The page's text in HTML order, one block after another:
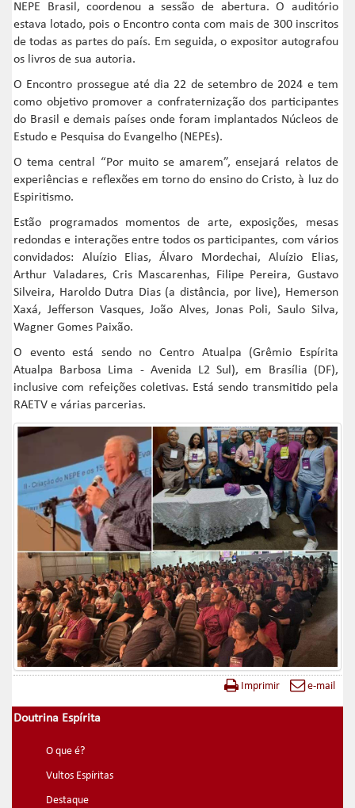
NEPE Brasil, coordenou a sessão de abertura. O auditório
estava lotado, pois o Encontro conta com mais de 300 inscritos
de todas as partes do país. Em seguida, o expositor autografou
os livros de sua autoria.
O Encontro prossegue até dia 22 de setembro de 2024 e tem
como objetivo promover a confraternização dos participantes
do Brasil e demais países onde foram implantados Núcleos de
Estudo e Pesquisa do Evangelho (NEPEs).
O tema central “Por muito se amarem”, ensejará relatos de
experiências e reflexões em torno do ensino do Cristo, à luz do
Espiritismo.
Estão programados momentos de arte, exposições, mesas
redondas e interações entre todos os participantes, com vários
convidados: Aluízio Elias, Álvaro Mordechai, Aluízio Elias,
Arthur Valadares, Cris Mascarenhas, Filipe Pereira, Gustavo
Silveira, Haroldo Dutra Dias (a distância, por live), Hemerson
Xaxá, Jefferson Vasques, João Alves, Jonas Poli, Saulo Silva,
Wagner Gomes Paixão.
O evento está sendo no Centro Atualpa (Grêmio Espírita
Atualpa Barbosa Lima - Avenida L2 Sul), em Brasília (DF),
inclusive com refeições coletivas. Está sendo transmitido pela
RAETV e várias parcerias.
Imprimir e-mail
Doutrina Espírita
O que é?
Vultos Espíritas
Destaque